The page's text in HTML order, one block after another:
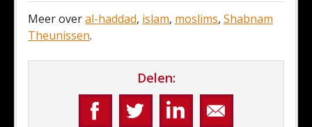
Meer overal-haddad, islam, moslims, Shabnam
Theunissen.
Delen: